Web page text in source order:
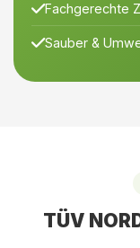
Fachgerechte
Sauber &
TÜV